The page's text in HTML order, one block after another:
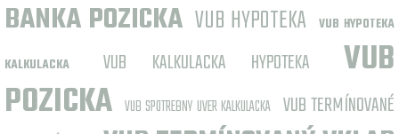
BANKA POZICKA VUB HYPOTEKA VUB HYPOTEKA
KALKULACKA VUB KALKULACKA HYPOTEKA
VUB
POZICKA VUB SPOTREBNY UVER KALKULACKA VUB TERMÍNOVANÉ